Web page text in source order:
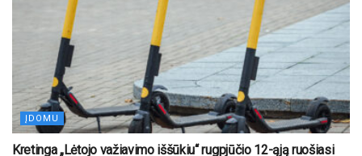
ĮDOMU
Kretinga „Lėtojo važiavimo iššūkiu“ rugpjūčio 12-ąją ruošiasi